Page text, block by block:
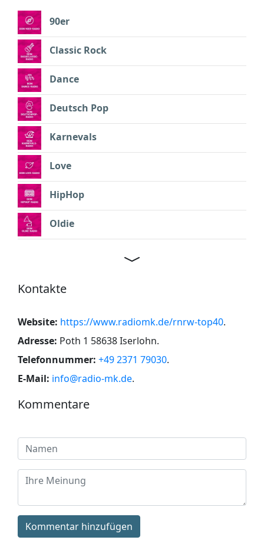
90er
Classic Rock
Dance
Deutsch Pop
Karnevals
Love
HipHop
Oldie
Kontakte
Website: https://www.radiomk.de/rnrw-top40.
Adresse: Poth 1 58638 Iserlohn.
Telefonnummer: +49 2371 79030.
E-Mail: info@radio-mk.de.
Kommentare
Kommentar hinzufügen